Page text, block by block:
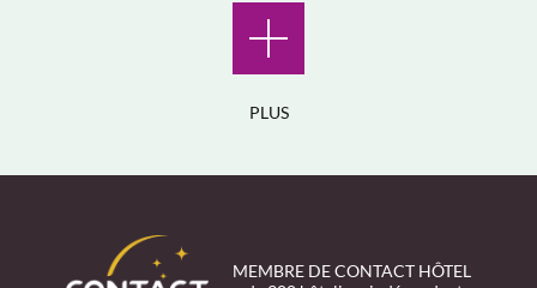
PLUS
MEMBRE DE CONTACT HÔTEL